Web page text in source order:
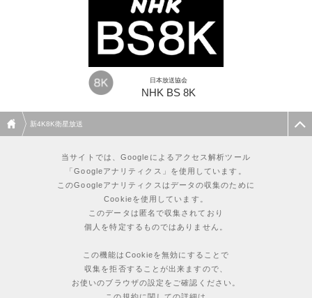
日本放送協会
NHK BS 8K
新4K8K衛星放送
当サイトでは、Googleによるアクセス解析ツール
「Googleアナリティクス」を使用しています。
このGoogleアナリティクスはデータの収集のために
Cookieを使用しています。
このデータは匿名で収集されており
個人を特定するものではありません。
この機能はCookieを無効にすることで
収集を拒否することが出来ますので、
お使いのブラウザの設定をご確認ください。